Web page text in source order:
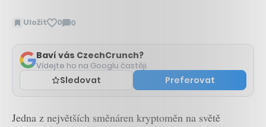
Uložit 0 0
Zobrazit
Baví vás CzechCrunch?
Vídejte ho na Googlu častěji.
Sledovat Preferovat
Jedna z největších směnáren kryptoměn na světě